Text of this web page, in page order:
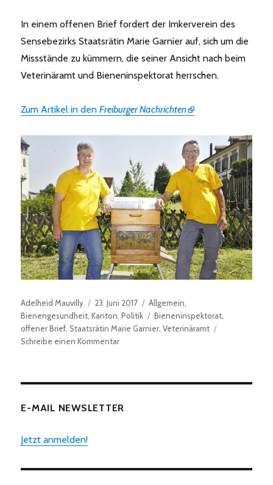
In einem offenen Brief fordert der Imkerverein des
Sensebezirks Staatsrätin Marie Garnier auf, sich um die
Missstände zu kümmern, die seiner Ansicht nach beim
Veterinäramt und Bieneninspektorat herrschen.
Zum Artikel in denFreiburger Nachrichten
Autor
Adelheid Mauvilly
Veröffentlicht
am
23. Juni 2017 Kategorien
Allgemein
Bienengesundheit ,Kanton ,Politik Schlagwörter
Bieneninspektorat
offener Brief ,Staatsrätin Marie Garnier ,Veterinäramt
Schreibe einen Kommentarzu
E-MAIL NEWSLETTER
Jetzt anmelden!